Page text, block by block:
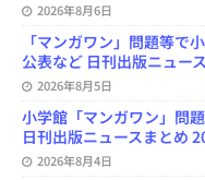
2026年8月6日
「マンガワン」問題等で
公表など 日刊出版ニュー
2026年8月5日
小学館「マンガワン」問
日刊出版ニュースまとめ
2026年8月4日